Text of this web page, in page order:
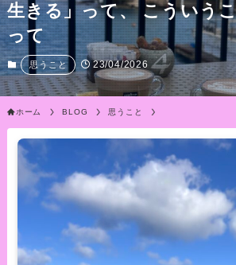
生きる」って、 こういう
って
思うこと 23/04/2026
ホーム BLOG 思うこと